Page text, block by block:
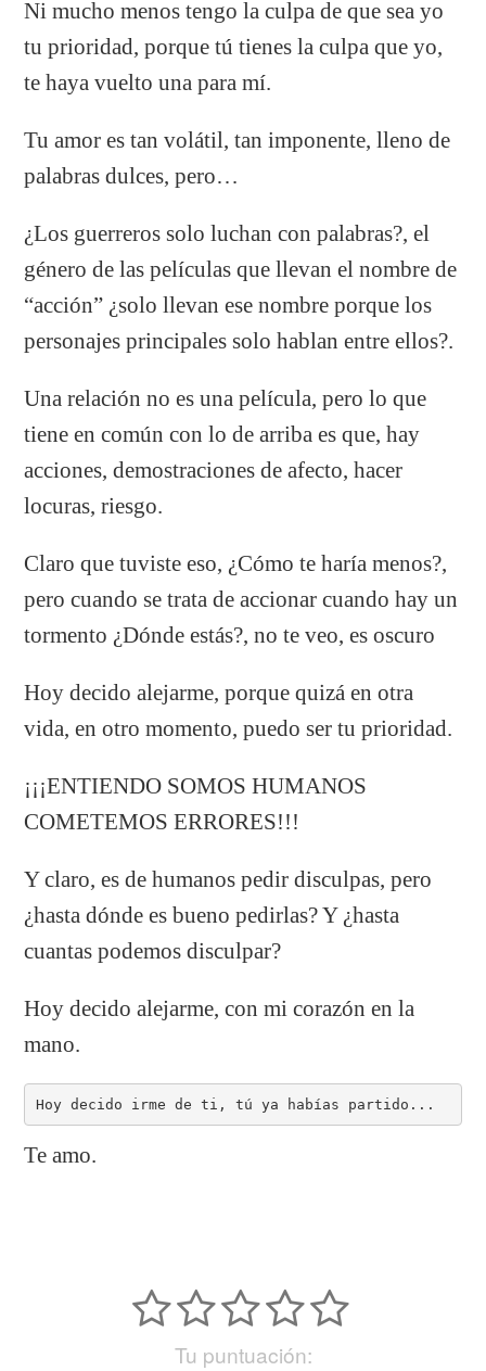
Ni mucho menos tengo la culpa de que sea yo
tu prioridad, porque tú tienes la culpa que yo,
te haya vuelto una para mí.
Tu amor es tan volátil, tan imponente, lleno de
palabras dulces, pero…
¿Los guerreros solo luchan con palabras?, el
género de las películas que llevan el nombre de
“acción” ¿solo llevan ese nombre porque los
personajes principales solo hablan entre ellos?.
Una relación no es una película, pero lo que
tiene en común con lo de arriba es que, hay
acciones, demostraciones de afecto, hacer
locuras, riesgo.
Claro que tuviste eso, ¿Cómo te haría menos?,
pero cuando se trata de accionar cuando hay un
tormento ¿Dónde estás?, no te veo, es oscuro
Hoy decido alejarme, porque quizá en otra
vida, en otro momento, puedo ser tu prioridad.
¡¡¡ENTIENDO SOMOS HUMANOS
COMETEMOS ERRORES!!!
Y claro, es de humanos pedir disculpas, pero
¿hasta dónde es bueno pedirlas? Y ¿hasta
cuantas podemos disculpar?
Hoy decido alejarme, con mi corazón en la
mano.
Hoy decido irme de ti, tú ya habías partido...
Te amo.
Tu puntuación: